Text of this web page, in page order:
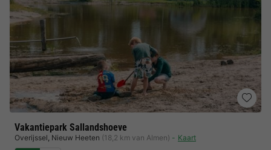
Vakantiepark Sallandshoeve
Overijssel, Nieuw Heeten (18,2 km van Almen) Kaart